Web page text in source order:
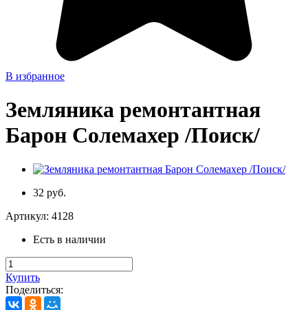
В избранное
Земляника ремонтантная
Барон Солемахер /Поиск/
32 руб.
Артикул: 4128
Есть в наличии
Купить
Поделиться: